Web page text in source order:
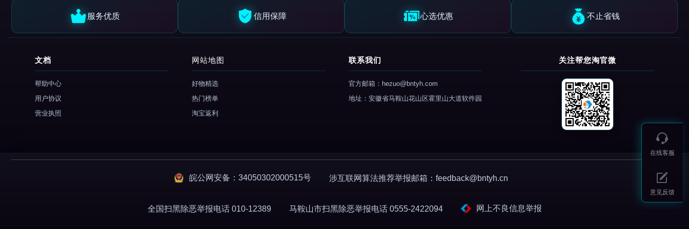
服务优质 信用保障 心选优惠 不止省钱
文档
帮助中心
用户协议
营业执照
网站地图
好物精选
热门榜单
淘宝返利
联系我们
官方邮箱：hezuo@bntyh.com
地址：安徽省马鞍山花山区霍里山大道软件园
关注帮您淘官微
皖公网安备：34050302000515号 涉互联网算法推荐举报邮箱：feedback@bntyh.cn
全国扫黑除恶举报电话 010-12389 马鞍山市扫黑除恶举报电话 0555-2422094 网上不良信息举报
在线客服
意见反馈